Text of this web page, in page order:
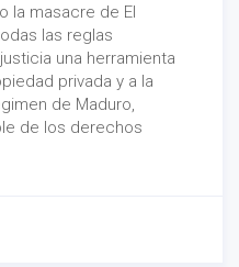
la masacre de El
las reglas
una herramienta
privada y a la
de Maduro,
de los derechos